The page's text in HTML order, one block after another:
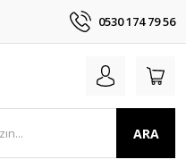
0530 174 79 56
ARA